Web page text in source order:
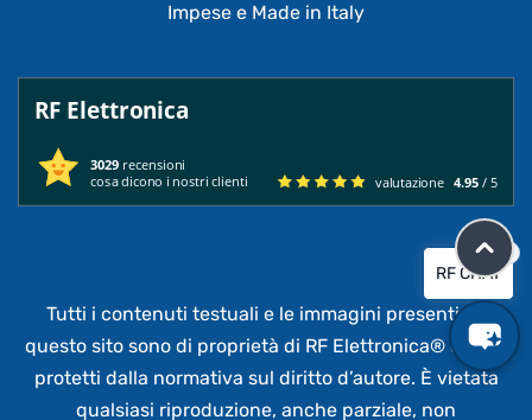
Impese e Made in Italy
RF Elettronica
3029 recensioni
cosa dicono i nostri clienti
valutazione 4.95 / 5
Tutti i contenuti testuali e le immagini presenti su
questo sito sono di proprietà di RF Elettronica®e sono
protetti dalla normativa sul diritto d’autore. È vietata
qualsiasi riproduzione, anche parziale, non
RF CHAT
×